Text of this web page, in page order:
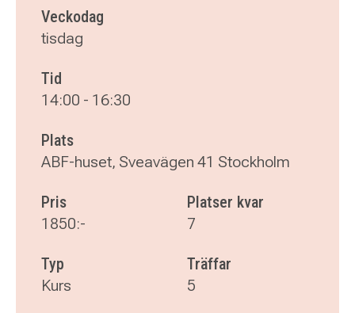
Veckodag
tisdag
Tid
14:00 - 16:30
Plats
ABF-huset, Sveavägen 41 Stockholm
Pris
1850:-
Platser kvar
7
Typ
Kurs
Träffar
5